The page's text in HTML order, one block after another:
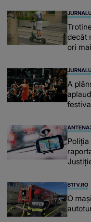
decât
ori
A
B1TV.RO
O